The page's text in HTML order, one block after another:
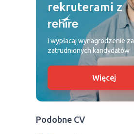
rekruterami z
I wypłacaj wynagrodzenie za
zatrudnionych kandydatów
Więcej
Podobne CV